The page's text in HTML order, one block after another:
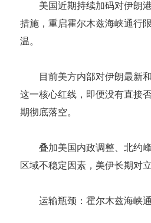
美国近期持续加码对伊朗港
措施，重启霍尔木兹海峡通行
温。
目前美方内部对伊朗最新和
这一核心红线，即便没有直接
期彻底落空。
叠加美国内政调整、北约峰
区域不稳定因素，美伊长期对
运输瓶颈：霍尔木兹海峡通